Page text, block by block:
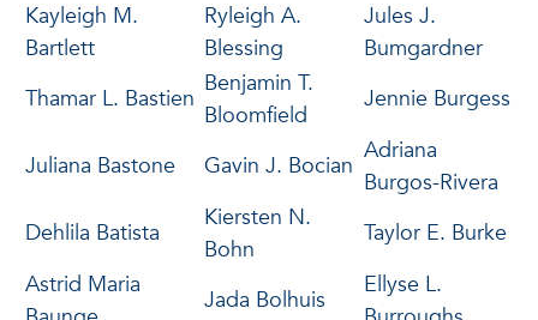
Kayleigh M.
Bartlett
Ryleigh A.
Blessing
Jules J.
Bumgardner
Thamar L. Bastien
Benjamin T.
Bloomfield
Jennie Burgess
Juliana Bastone Gavin J. Bocian
Adriana
Burgos-Rivera
Dehlila Batista
Kiersten N.
Bohn
Taylor E. Burke
Astrid Maria
Jada Bolhuis
Ellyse L.